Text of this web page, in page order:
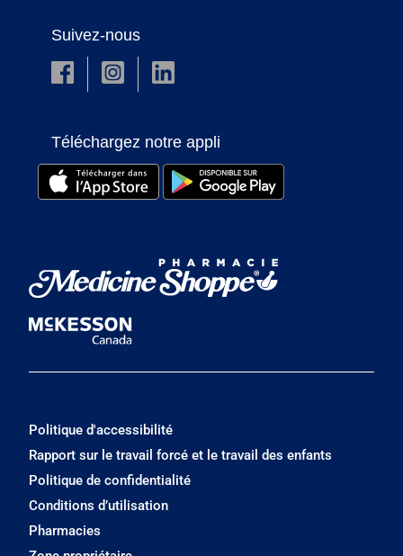
Suivez-nous
Téléchargez notre appli
Politique d'accessibilité
Rapport sur le travail forcé et le travail des enfants
Politique de confidentialité
Conditions d’utilisation
Pharmacies